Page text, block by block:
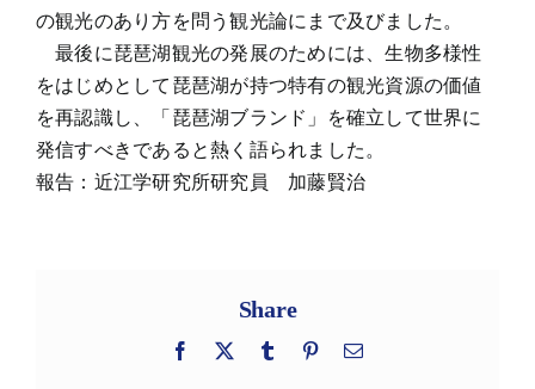
の観光のあり方を問う観光論にまで及びました。
最後に琵琶湖観光の発展のためには、生物多様性
をはじめとして琵琶湖が持つ特有の観光資源の価値
を再認識し、「琵琶湖ブランド」を確立して世界に
発信すべきであると熱く語られました。
報告：近江学研究所研究員 加藤賢治
Share
Facebook
X Tumblr Pinterest
電